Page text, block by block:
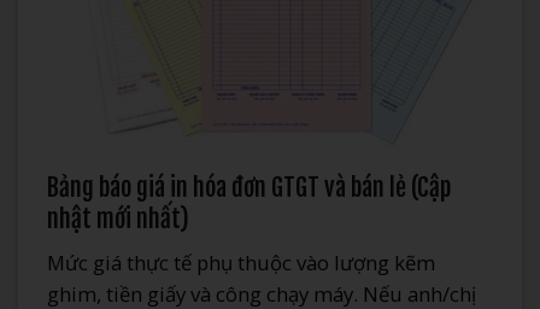
Bảng báo giá in hóa đơn GTGT và bán lẻ (Cập
nhật mới nhất)
Mức giá thực tế phụ thuộc vào lượng kẽm
ghim, tiền giấy và công chạy máy. Nếu anh/chị